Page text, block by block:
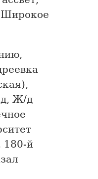
Широкое
Ж/д
180-й